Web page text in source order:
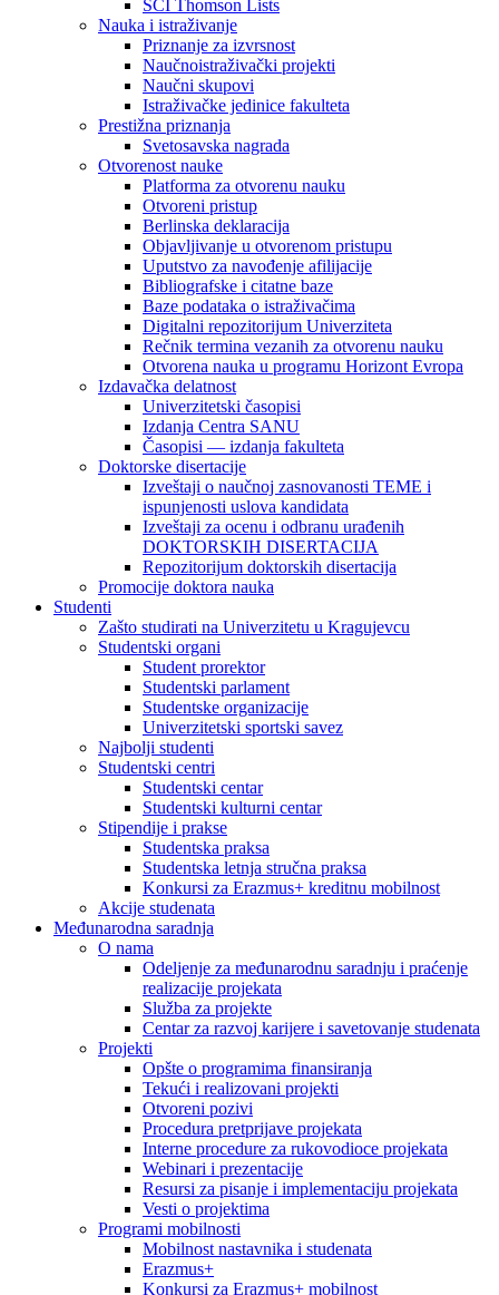
SCI Thomson Lists
Nauka i istraživanje
Priznanje za izvrsnost
Naučnoistraživački projekti
Naučni skupovi
Istraživačke jedinice fakulteta
Prestižna priznanja
Svetosavska nagrada
Otvorenost nauke
Platforma za otvorenu nauku
Otvoreni pristup
Berlinska deklaracija
Objavljivanje u otvorenom pristupu
Uputstvo za navođenje afilijacije
Bibliografske i citatne baze
Baze podataka o istraživačima
Digitalni repozitorijum Univerziteta
Rečnik termina vezanih za otvorenu nauku
Otvorena nauka u programu Horizont Evropa
Izdavačka delatnost
Univerzitetski časopisi
Izdanja Centra SANU
Časopisi — izdanja fakulteta
Doktorske disertacije
Izveštaji o naučnoj zasnovanosti TEME i
ispunjenosti uslova kandidata
Izveštaji za ocenu i odbranu urađenih
DOKTORSKIH DISERTACIJA
Repozitorijum doktorskih disertacija
Promocije doktora nauka
Studenti
Zašto studirati na Univerzitetu u Kragujevcu
Studentski organi
Student prorektor
Studentski parlament
Studentske organizacije
Univerzitetski sportski savez
Najbolji studenti
Studentski centri
Studentski centar
Studentski kulturni centar
Stipendije i prakse
Studentska praksa
Studentska letnja stručna praksa
Konkursi za Erazmus+ kreditnu mobilnost
Akcije studenata
Međunarodna saradnja
O nama
Odeljenje za međunarodnu saradnju i praćenje
realizacije projekata
Služba za projekte
Centar za razvoj karijere i savetovanje studenata
Projekti
Opšte o programima finansiranja
Tekući i realizovani projekti
Otvoreni pozivi
Procedura pretprijave projekata
Interne procedure za rukovodioce projekata
Webinari i prezentacije
Resursi za pisanje i implementaciju projekata
Vesti o projektima
Programi mobilnosti
Mobilnost nastavnika i studenata
Erazmus+
Konkursi za Erazmus+ mobilnost